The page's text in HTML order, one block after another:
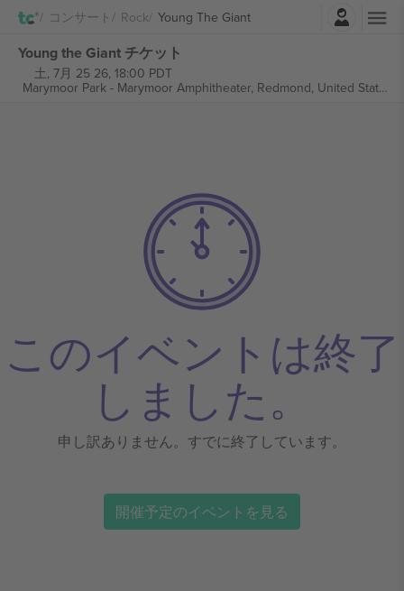
コンサート Rock Young The Giant
ログイン
Young the Giant チケット
土, 7月 25 26, 18:00 PDT
Marymoor Park - Marymoor Amphitheater, Redmond, United States
このイベントは終了
しました。
申し訳ありません。すでに終了しています。
開催予定のイベントを見る